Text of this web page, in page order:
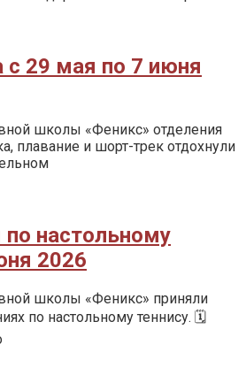
с 29 мая по 7 июня
школы «Феникс» отделения
плавание и шорт-трек отдохнули
по настольному
2026
школы «Феникс» приняли
по настольному теннису. 🗓️